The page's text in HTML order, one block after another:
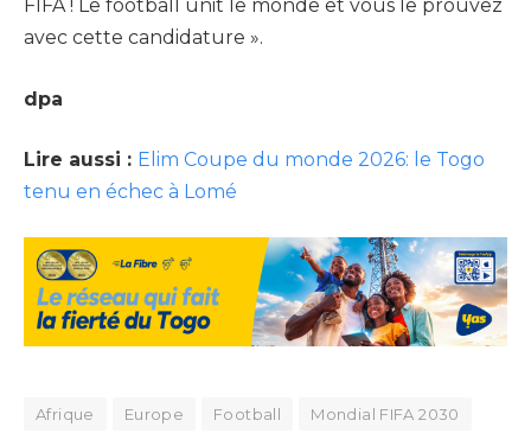
FIFA ! Le football unit le monde et vous le prouvez
avec cette candidature ».
dpa
Lire aussi : Elim Coupe du monde 2026: le Togo
tenu en échec à Lomé
Afrique Europe Football Mondial FIFA 2030